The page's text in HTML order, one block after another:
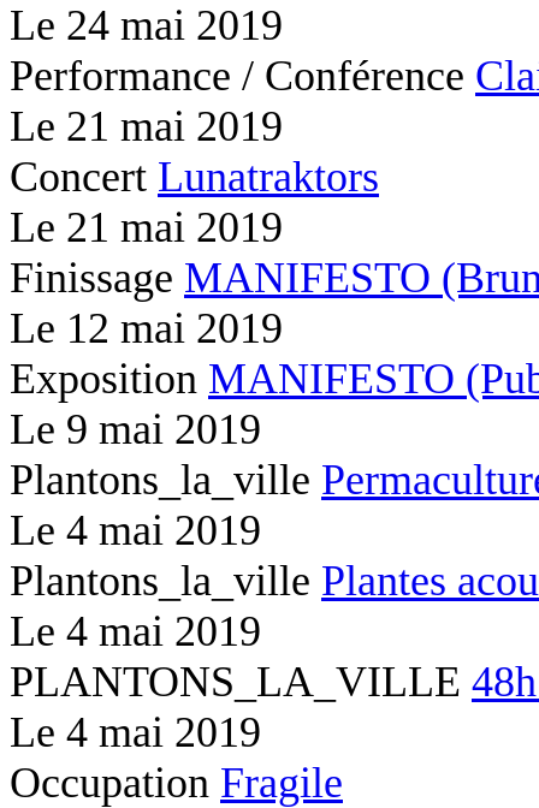
Le 24 mai 2019
Performance / Conférence
Le 21 mai 2019
Concert Lunatraktors
Le 21 mai 2019
Finissage MANIFESTO
Le 12 mai 2019
Exposition MANIFESTO
Le 9 mai 2019
Plantons_la_ville
Le 4 mai 2019
Plantons_la_ville Plantes
Le 4 mai 2019
PLANTONS_LA_VILLE
Le 4 mai 2019
Occupation Fragile